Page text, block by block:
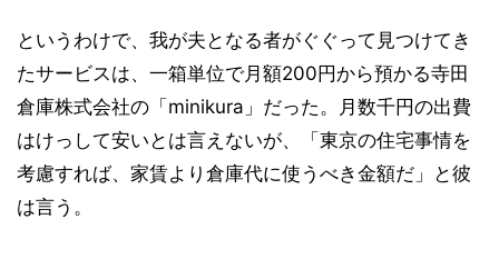
というわけで、我が夫となる者がぐぐって見つけてき
たサービスは、一箱単位で月額200円から預かる寺田
倉庫株式会社の「minikura」だった。月数千円の出費
はけっして安いとは言えないが、「東京の住宅事情を
考慮すれば、家賃より倉庫代に使うべき金額だ」と彼
は言う。